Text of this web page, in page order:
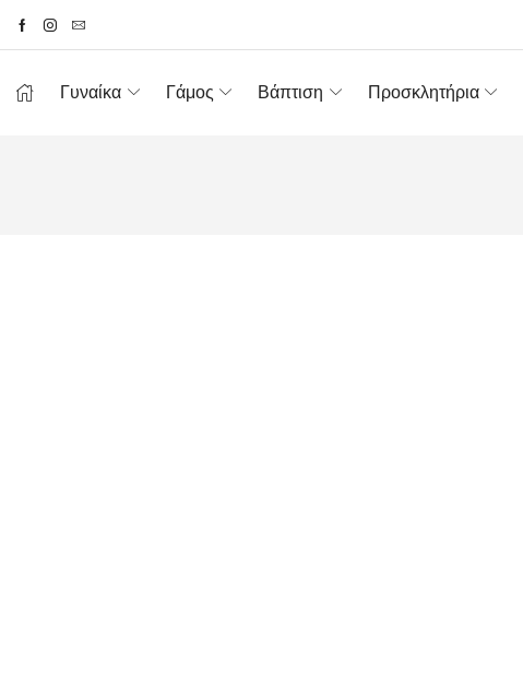
Γυναίκα Γάμος Βάπτιση Προσκλητήρια